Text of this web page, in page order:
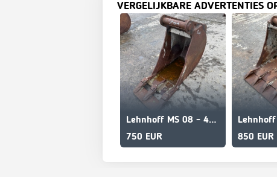
VERGELIJKBARE ADVERTENTIES
Lehnhoff MS 08 - 400 mm
750 EUR
850 EUR